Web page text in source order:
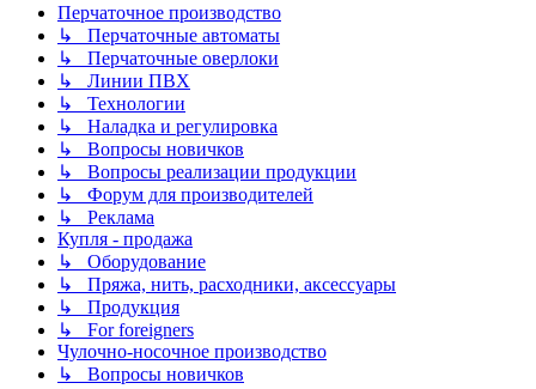
Перчаточное производство
↳ Перчаточные автоматы
↳ Перчаточные оверлоки
↳ Линии ПВХ
↳ Технологии
↳ Наладка и регулировка
↳ Вопросы новичков
↳ Вопросы реализации продукции
↳ Форум для производителей
↳ Реклама
Купля - продажа
↳ Оборудование
↳ Пряжа, нить, расходники, аксессуары
↳ Продукция
↳ For foreigners
Чулочно-носочное производство
↳ Вопросы новичков